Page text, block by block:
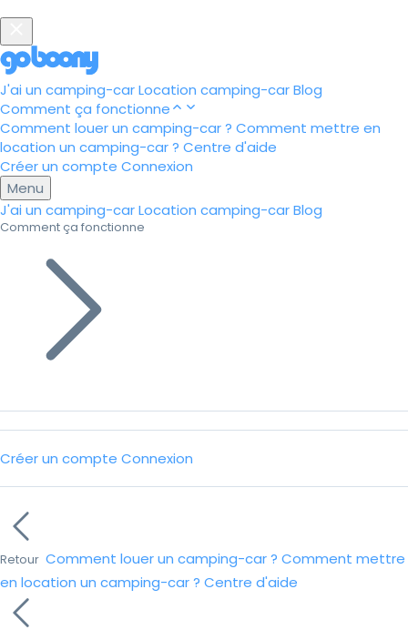
J'ai un camping-carLocation camping-carBlog
Comment ça fonctionne
Comment louer un camping-car ? Comment mettre en
location un camping-car ? Centre d'aide
Créer un compte Connexion
Menu
J'ai un camping-carLocation camping-carBlog
Comment ça fonctionne
Créer un compte Connexion
Retour Comment louer un camping-car ? Comment mettre
en location un camping-car ? Centre d'aide